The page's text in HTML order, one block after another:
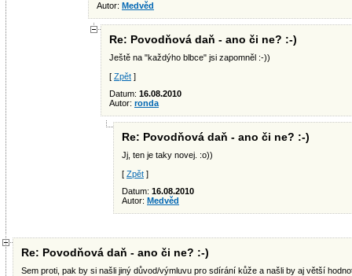
Autor: Medvěd
Re: Povodňová daň - ano či ne? :-)
Ještě na "každýho blbce" jsi zapomněl :-))
[ Zpět ]
Datum: 16.08.2010
Autor: ronda
Re: Povodňová daň - ano či ne? :-)
Jj, ten je taky novej. :o))
[ Zpět ]
Datum: 16.08.2010
Autor: Medvěd
Re: Povodňová daň - ano či ne? :-)
Sem proti, pak by si našli jiný důvod/výmluvu pro sdírání kůže a našli by aj větší